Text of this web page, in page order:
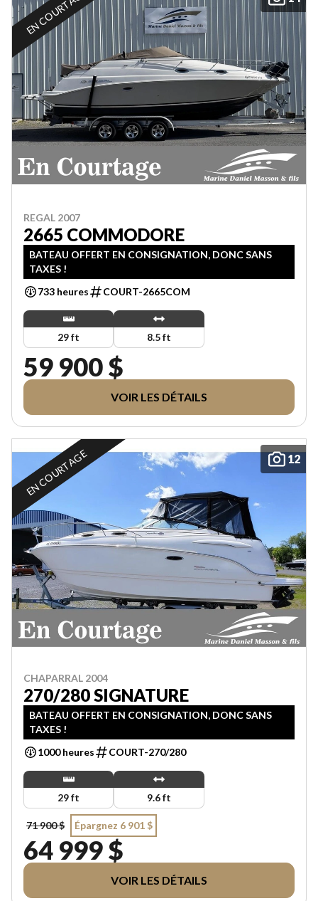
EN COURTAGE
REGAL 2007
2665 COMMODORE
BATEAU OFFERT EN CONSIGNATION, DONC SANS
TAXES !
733 heures
COURT-2665COM
29 ft 8.5 ft
59 900 $
VOIR LES DÉTAILS
12
EN COURTAGE
CHAPARRAL 2004
270/280 SIGNATURE
BATEAU OFFERT EN CONSIGNATION, DONC SANS
TAXES !
1000 heures
COURT-270/280
29 ft 9.6 ft
71 900 $ Épargnez 6 901 $
64 999 $
VOIR LES DÉTAILS